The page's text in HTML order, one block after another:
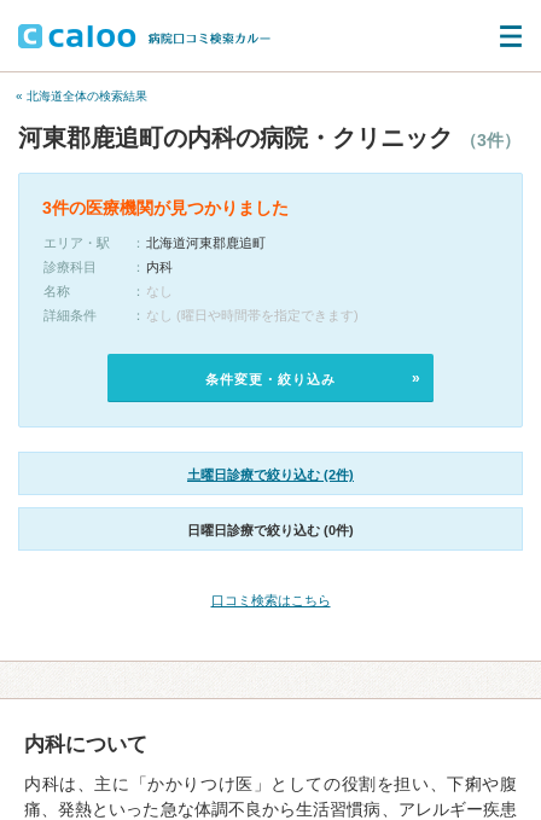
« 北海道全体の検索結果
河東郡鹿追町の内科の病院・クリニック （3件）
3件の医療機関が見つかりました
エリア・駅
北海道河東郡鹿追町
診療科目
内科
名称
なし
詳細条件
なし (曜日や時間帯を指定できます)
条件変更・絞り込み
土曜日診療で絞り込む (2件)
日曜日診療で絞り込む (0件)
口コミ検索はこちら
内科について
内科は、主に「かかりつけ医」としての役割を担い、下痢や腹
痛、発熱といった急な体調不良から生活習慣病、アレルギー疾患